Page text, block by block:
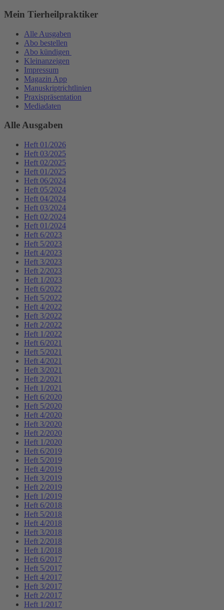
Mein Tierheilpraktiker
Alle Ausgaben
Abo bestellen
Abo kündigen
Kleinanzeigen
Impressum
Magazin App
Manuskriptrichtlinien
Praxispräsentation
Mediadaten
Alle Ausgaben
Heft 01/2026
Heft 03/2025
Heft 02/2025
Heft 01/2025
Heft 06/2024
Heft 05/2024
Heft 04/2024
Heft 03/2024
Heft 02/2024
Heft 01/2024
Heft 6/2023
Heft 5/2023
Heft 4/2023
Heft 3/2023
Heft 2/2023
Heft 1/2023
Heft 6/2022
Heft 5/2022
Heft 4/2022
Heft 3/2022
Heft 2/2022
Heft 1/2022
Heft 6/2021
Heft 5/2021
Heft 4/2021
Heft 3/2021
Heft 2/2021
Heft 1/2021
Heft 6/2020
Heft 5/2020
Heft 4/2020
Heft 3/2020
Heft 2/2020
Heft 1/2020
Heft 6/2019
Heft 5/2019
Heft 4/2019
Heft 3/2019
Heft 2/2019
Heft 1/2019
Heft 6/2018
Heft 5/2018
Heft 4/2018
Heft 3/2018
Heft 2/2018
Heft 1/2018
Heft 6/2017
Heft 5/2017
Heft 4/2017
Heft 3/2017
Heft 2/2017
Heft 1/2017